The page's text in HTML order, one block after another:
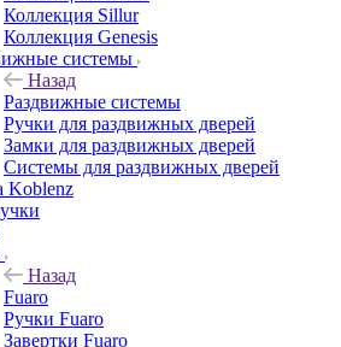
Коллекция Sillur
Коллекция Genesis
системы
Назад
Раздвижные системы
Ручки для раздвижных дверей
Замки для раздвижных дверей
Системы для раздвижных дверей
Koblenz
Назад
Fuaro
Ручки Fuaro
Завертки Fuaro